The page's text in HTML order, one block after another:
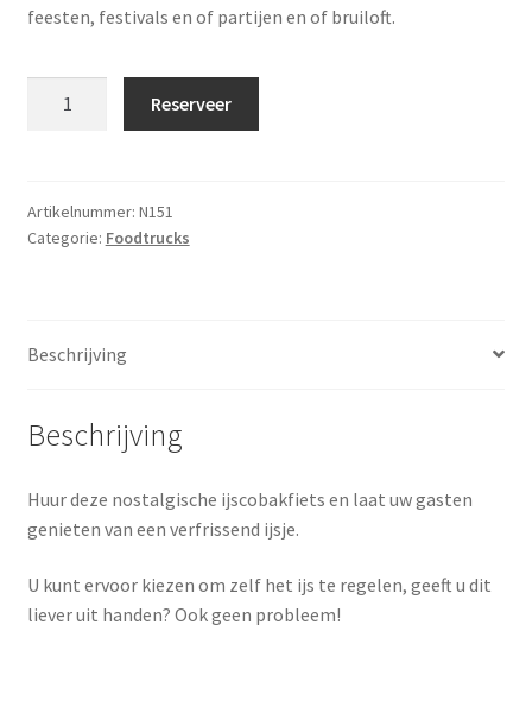
feesten, festivals en of partijen en of bruiloft.
Reserveer
Artikelnummer: N151
Categorie: Foodtrucks
Beschrijving
Beschrijving
Huur deze nostalgische ijscobakfiets en laat uw gasten
genieten van een verfrissend ijsje.
U kunt ervoor kiezen om zelf het ijs te regelen, geeft u dit
liever uit handen? Ook geen probleem!